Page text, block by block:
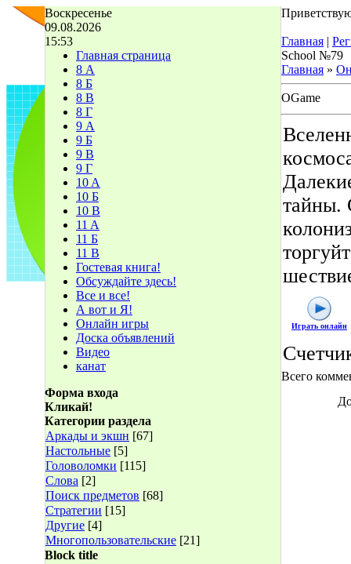
Воскресенье
09.08.2026
15:53
Главная страница
8 А
8 Б
8 В
8 Г
9 А
9 Б
9 В
9 Г
10 A
10 Б
10 В
11 A
11 Б
11 В
Гостевая книга!
Обсуждайте здесь!
Все и все!
А вот и Я!
Онлайн игры
Доска объявлений
Видео
канат
Форма входа
Кликай!
Категории раздела
Аркады и экшн [67]
Настольные [5]
Головоломки [115]
Слова [2]
Поиск предметов [68]
Стратегии [15]
Другие [4]
Многопользовательские [21]
Block title
Главная |
School №79
Главная »
OGame
тайны.
Играть онлайн
Всего